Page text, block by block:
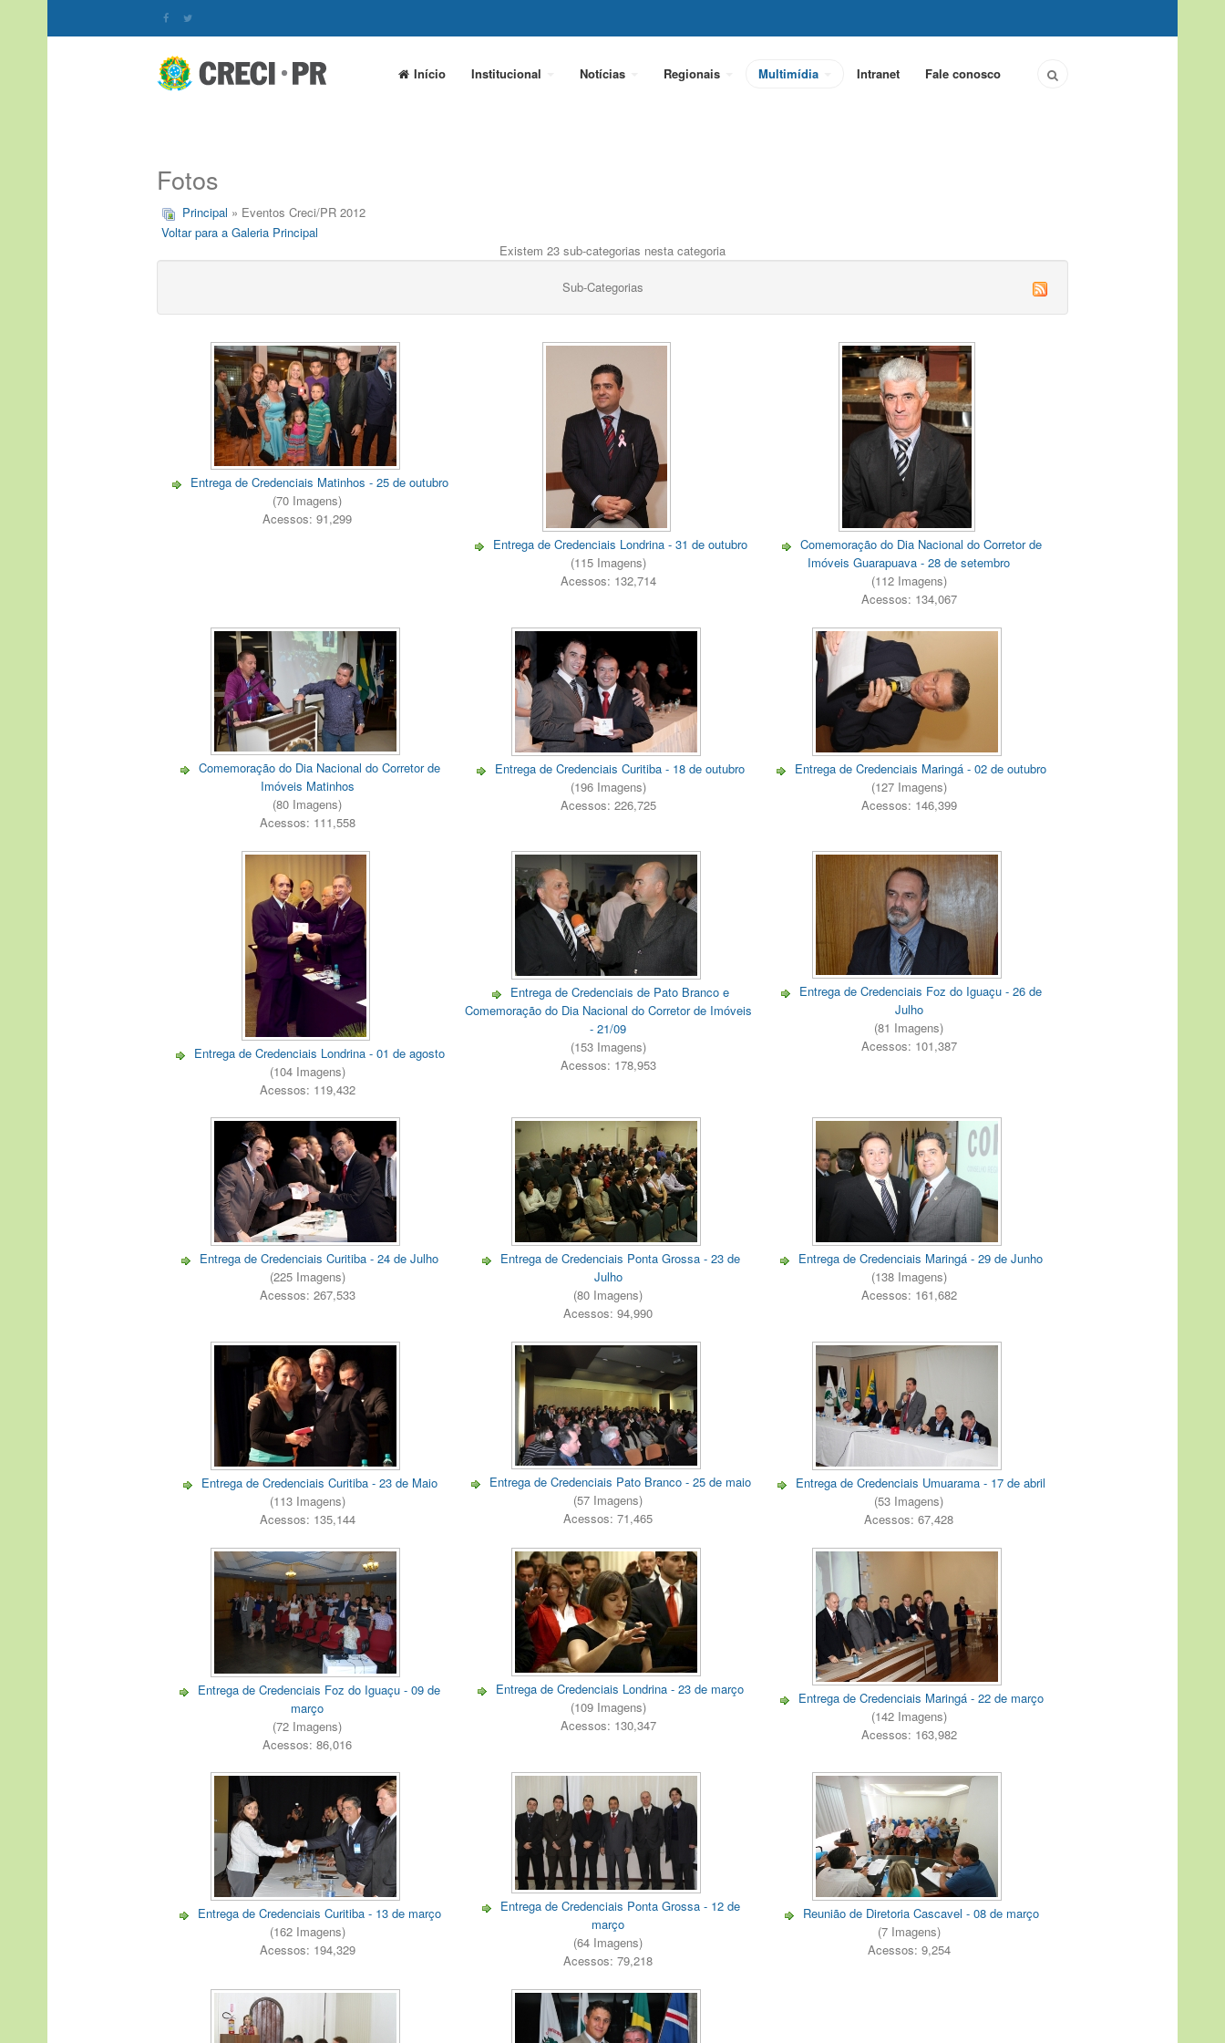
Início Institucional Notícias Regionais Multimídia Intranet Fale conosco
Fotos
Principal » Eventos Creci/PR 2012
Voltar para a Galeria Principal
Existem 23 sub-categorias nesta categoria
Sub-Categorias
Entrega de Credenciais Matinhos - 25 de outubro
(70 Imagens)
Acessos: 91,299
Entrega de Credenciais Londrina - 31 de outubro
(115 Imagens)
Acessos: 132,714
Comemoração do Dia Nacional do Corretor de
Imóveis Guarapuava - 28 de setembro
(112 Imagens)
Acessos: 134,067
Comemoração do Dia Nacional do Corretor de
Imóveis Matinhos
(80 Imagens)
Acessos: 111,558
Entrega de Credenciais Curitiba - 18 de outubro
(196 Imagens)
Acessos: 226,725
Entrega de Credenciais Maringá - 02 de outubro
(127 Imagens)
Acessos: 146,399
Entrega de Credenciais Londrina - 01 de agosto
(104 Imagens)
Acessos: 119,432
Entrega de Credenciais de Pato Branco e
Comemoração do Dia Nacional do Corretor de Imóveis
- 21/09
(153 Imagens)
Acessos: 178,953
Entrega de Credenciais Foz do Iguaçu - 26 de
Julho
(81 Imagens)
Acessos: 101,387
Entrega de Credenciais Curitiba - 24 de Julho
(225 Imagens)
Acessos: 267,533
Entrega de Credenciais Ponta Grossa - 23 de
Julho
(80 Imagens)
Acessos: 94,990
Entrega de Credenciais Maringá - 29 de Junho
(138 Imagens)
Acessos: 161,682
Entrega de Credenciais Curitiba - 23 de Maio
(113 Imagens)
Acessos: 135,144
Entrega de Credenciais Pato Branco - 25 de maio
(57 Imagens)
Acessos: 71,465
Entrega de Credenciais Umuarama - 17 de abril
(53 Imagens)
Acessos: 67,428
Entrega de Credenciais Foz do Iguaçu - 09 de
março
(72 Imagens)
Acessos: 86,016
Entrega de Credenciais Londrina - 23 de março
(109 Imagens)
Acessos: 130,347
Entrega de Credenciais Maringá - 22 de março
(142 Imagens)
Acessos: 163,982
Entrega de Credenciais Curitiba - 13 de março
(162 Imagens)
Acessos: 194,329
Entrega de Credenciais Ponta Grossa - 12 de
março
(64 Imagens)
Acessos: 79,218
Reunião de Diretoria Cascavel - 08 de março
(7 Imagens)
Acessos: 9,254